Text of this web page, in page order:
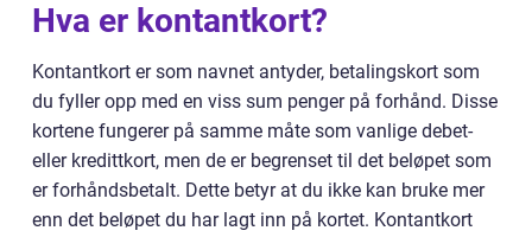
Hva er kontantkort?
Kontantkort er som navnet antyder, betalingskort som
du fyller opp med en viss sum penger på forhånd. Disse
kortene fungerer på samme måte som vanlige debet-
eller kredittkort, men de er begrenset til det beløpet som
er forhåndsbetalt. Dette betyr at du ikke kan bruke mer
enn det beløpet du har lagt inn på kortet. Kontantkort